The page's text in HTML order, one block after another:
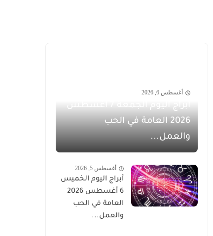
أغسطس 6, 2026
أبراج اليوم الجمعة 7 أغسطس
2026 العامة في الحب
والعمل...
أغسطس 5, 2026
أبراج اليوم الخميس
6 أغسطس 2026
العامة في الحب
والعمل...